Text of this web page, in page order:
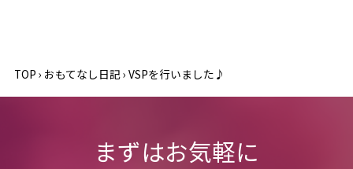
TOP › おもてなし日記› VSPを行いました♪
まずはお気軽に